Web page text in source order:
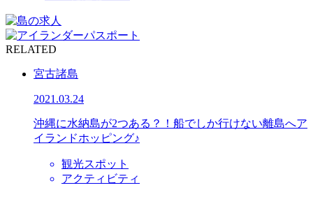
RELATED
宮古諸島
2021.03.24
沖縄に水納島が2つある？！船でしか行けない離島へア
イランドホッピング♪
観光スポット
アクティビティ